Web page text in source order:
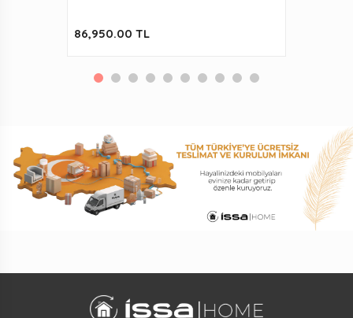
86,950.00 TL